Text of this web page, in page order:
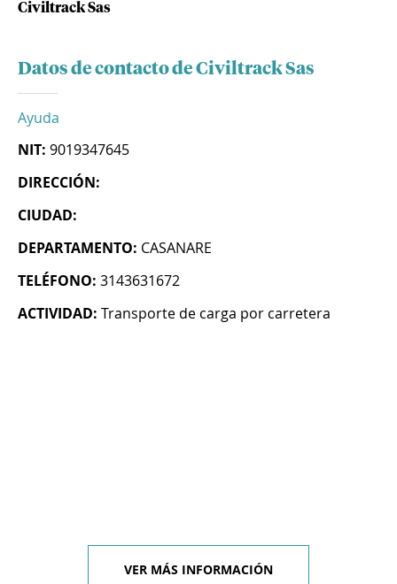
Civiltrack Sas
Datos de contacto de Civiltrack Sas
Ayuda
NIT: 9019347645
DIRECCIÓN:
CIUDAD:
DEPARTAMENTO: CASANARE
TELÉFONO: 3143631672
ACTIVIDAD: Transporte de carga por carretera
VER MÁS INFORMACIÓN